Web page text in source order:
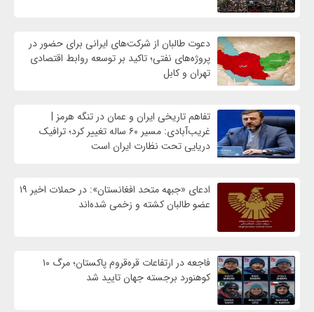
دعوت طالبان از شرکت‌های ایرانی برای حضور در
پروژه‌های نفتی؛ تاکید بر توسعه روابط اقتصادی
تهران و کابل
تفاهم تاریخی ایران و عمان در تنگه هرمز |
غریب‌آبادی: مسیر ۶۰ ساله تغییر کرد؛ ترافیک
دریایی تحت نظارت ایران است
ادعای «جبهه متحد افغانستان»: در حملات اخیر ۱۹
عضو طالبان کشته و زخمی شده‌اند
فاجعه در ارتفاعات قره‌قروم پاکستان؛ مرگ ۱۰
کوهنورد برجسته جهان تایید شد